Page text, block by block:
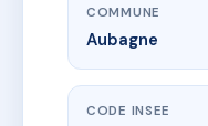
COMMUNE
Aubagne
CODE INSEE